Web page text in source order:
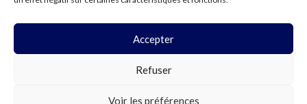
Accepter
Refuser
Voir les préférences